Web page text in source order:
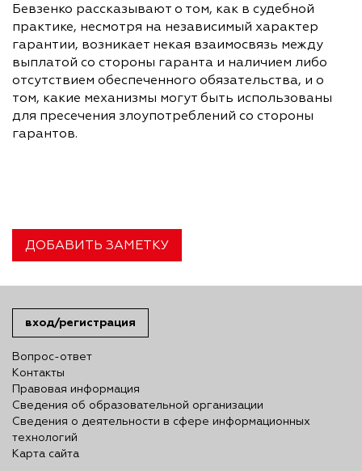
Бевзенко рассказывают о том, как в судебной
практике, несмотря на независимый характер
гарантии, возникает некая взаимосвязь между
выплатой со стороны гаранта и наличием либо
отсутствием обеспеченного обязательства, и о
том, какие механизмы могут быть использованы
для пресечения злоупотреблений со стороны
гарантов.
ДОБАВИТЬ ЗАМЕТКУ
вход/регистрация
Вопрос-ответ
Контакты
Правовая информация
Сведения об образовательной организации
Сведения о деятельности в сфере информационных
технологий
Карта сайта